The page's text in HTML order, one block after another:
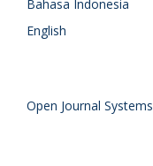
Bahasa Indonesia
English
Open Journal Systems